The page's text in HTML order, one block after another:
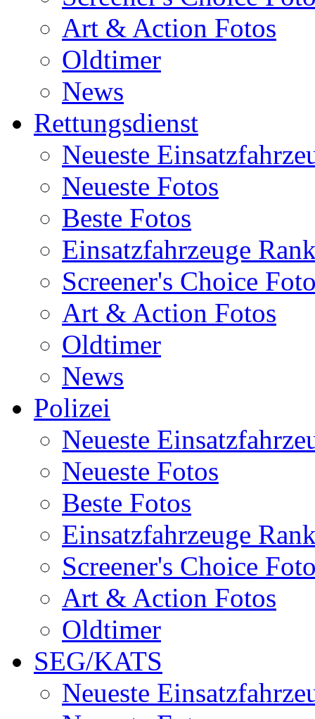
Art & Action Fotos
Oldtimer
News
Rettungsdienst
Neueste
Neueste Fotos
Beste Fotos
Einsatzfahrzeuge
Screener's Choice
Art & Action Fotos
Oldtimer
News
Polizei
Neueste
Neueste Fotos
Beste Fotos
Einsatzfahrzeuge
Screener's Choice
Art & Action Fotos
Oldtimer
SEG/KATS
Neueste